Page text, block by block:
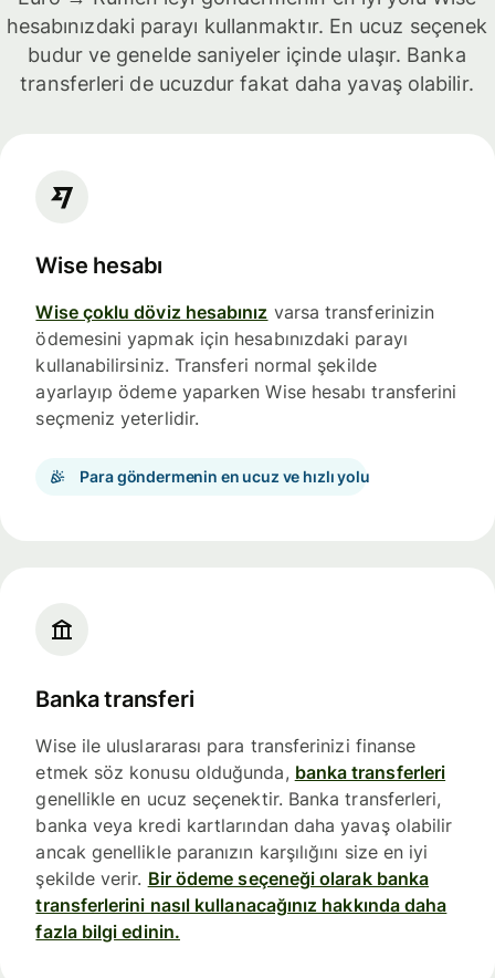
hesabınızdaki parayı kullanmaktır. En ucuz seçenek
budur ve genelde saniyeler içinde ulaşır. Banka
transferleri de ucuzdur fakat daha yavaş olabilir.
Wise hesabı
Wise çoklu döviz hesabınız varsa transferinizin
ödemesini yapmak için hesabınızdaki parayı
kullanabilirsiniz. Transferi normal şekilde
ayarlayıp ödeme yaparken Wise hesabı transferini
seçmeniz yeterlidir.
Para göndermenin en ucuz ve hızlı yolu
Banka transferi
Wise ile uluslararası para transferinizi finanse
etmek söz konusu olduğunda, banka transferleri
genellikle en ucuz seçenektir. Banka transferleri,
banka veya kredi kartlarından daha yavaş olabilir
ancak genellikle paranızın karşılığını size en iyi
şekilde verir. Bir ödeme seçeneği olarak banka
transferlerini nasıl kullanacağınız hakkında daha
fazla bilgi edinin.